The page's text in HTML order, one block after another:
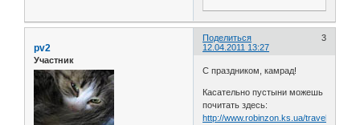
Поделиться
3
12.04.2011 13:27
pv2
Участник
С праздником, камрад!
Касательно пустыни можешь
почитать здесь:
http://www.robinzon.ks.ua/travel608.htm